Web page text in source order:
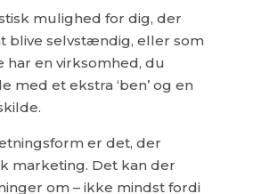
mulighed for dig, der
blive selvstændig, eller som
har en virksomhed, du
med et ekstra ‘ben’ og en
er det, der
marketing. Det kan der
om – ikke mindst fordi